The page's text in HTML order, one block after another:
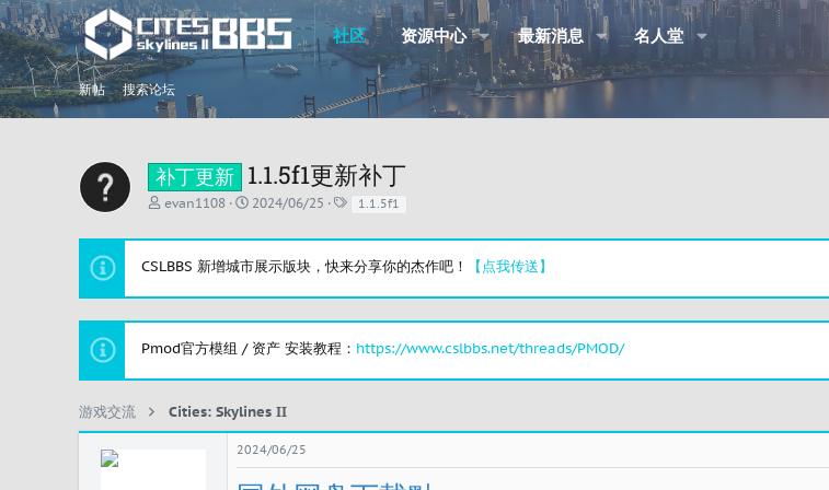
社区 资源中心 最新消息 名人堂
新帖 搜索论坛
补丁更新 1.1.5f1更新补丁
主
发
人
evan1108
开
时
2024/06/25
标1.1.5f1
CSLBBS 新增城市展示版块，快来分享你的杰作吧！ 【点我传送】
Pmod官方模组 / 资产 安装教程： https://www.cslbbs.net/threads/PMOD/
游戏交流 Cities: Skylines II
2024/06/25